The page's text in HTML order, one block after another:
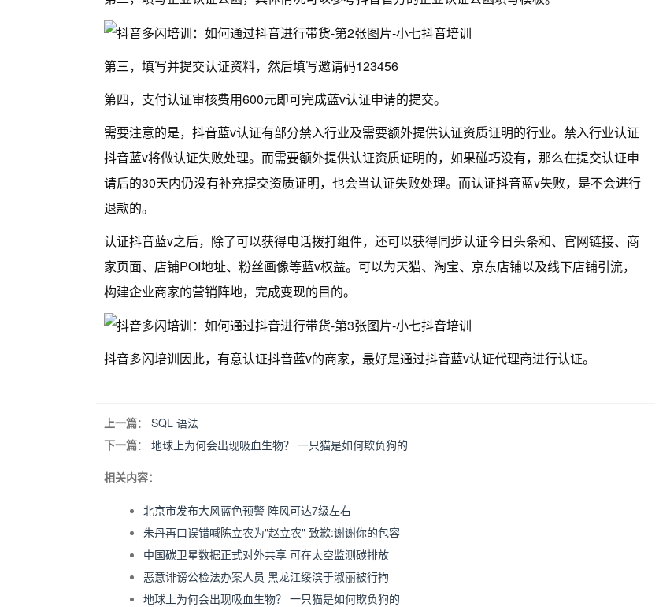
第三，填写并提交认证资料，然后填写邀请码123456
第四，支付认证审核费用600元即可完成蓝v认证申请的提交。
需要注意的是，抖音蓝v认证有部分禁入行业及需要额外提供认证资质证明的行业。禁入行业认证
抖音蓝v将做认证失败处理。而需要额外提供认证资质证明的，如果碰巧没有，那么在提交认证申
请后的30天内仍没有补充提交资质证明，也会当认证失败处理。而认证抖音蓝v失败，是不会进行
退款的。
认证抖音蓝v之后，除了可以获得电话拨打组件，还可以获得同步认证今日头条和、官网链接、商
家页面、店铺POI地址、粉丝画像等蓝v权益。可以为天猫、淘宝、京东店铺以及线下店铺引流，
构建企业商家的营销阵地，完成变现的目的。
抖音多闪培训因此，有意认证抖音蓝v的商家，最好是通过抖音蓝v认证代理商进行认证。
上一篇： SQL 语法
下一篇： 地球上为何会出现吸血生物？ 一只猫是如何欺负狗的
相关内容：
北京市发布大风蓝色预警 阵风可达7级左右
朱丹再口误错喊陈立农为"赵立农" 致歉:谢谢你的包容
中国碳卫星数据正式对外共享 可在太空监测碳排放
恶意诽谤公检法办案人员 黑龙江绥滨于淑丽被行拘
地球上为何会出现吸血生物？ 一只猫是如何欺负狗的